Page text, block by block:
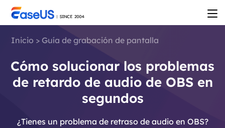
Inicio > Guía de grabación de pantalla
Cómo solucionar los problemas
de retardo de audio de OBS en
segundos
¿Tienes un problema de retraso de audio en OBS?